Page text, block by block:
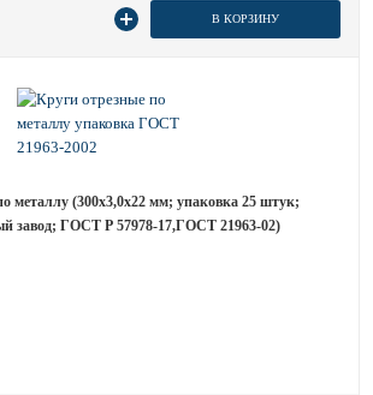
В КОРЗИНУ
металлу (300х3,0х22 мм; упаковка 25 штук;
завод; ГОСТ Р 57978-17,ГОСТ 21963-02)